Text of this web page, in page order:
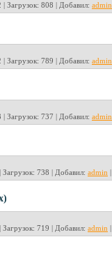
| Загрузок: 808 | Добавил: admin
| Загрузок: 789 | Добавил: admin
| Загрузок: 737 | Добавил: admin
| Загрузок: 738 | Добавил: admin |
| Загрузок: 719 | Добавил: admin |